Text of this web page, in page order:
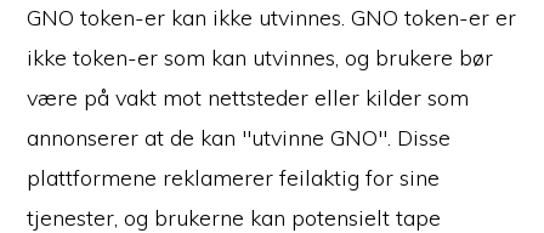
GNO token-er kan ikke utvinnes. GNO token-er er
ikke token-er som kan utvinnes, og brukere bør
være på vakt mot nettsteder eller kilder som
annonserer at de kan "utvinne GNO". Disse
plattformene reklamerer feilaktig for sine
tjenester, og brukerne kan potensielt tape